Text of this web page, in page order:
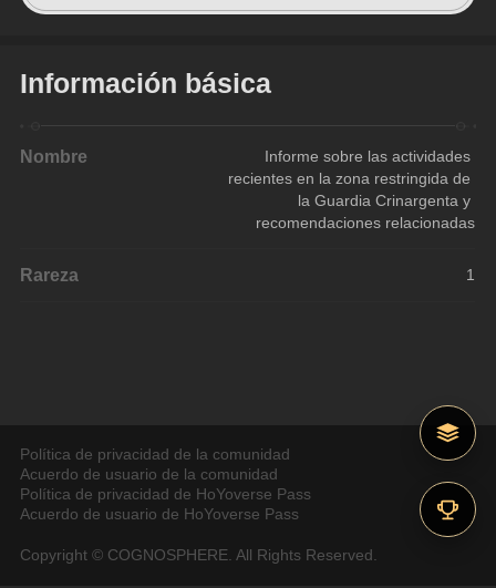
Información básica
Nombre
Informe sobre las actividades
recientes en la zona restringida de
la Guardia Crinargenta y
recomendaciones relacionadas
Rareza 1
Política de privacidad de la comunidad
Acuerdo de usuario de la comunidad
Política de privacidad de HoYoverse Pass
Acuerdo de usuario de HoYoverse Pass
Copyright © COGNOSPHERE. All Rights Reserved.